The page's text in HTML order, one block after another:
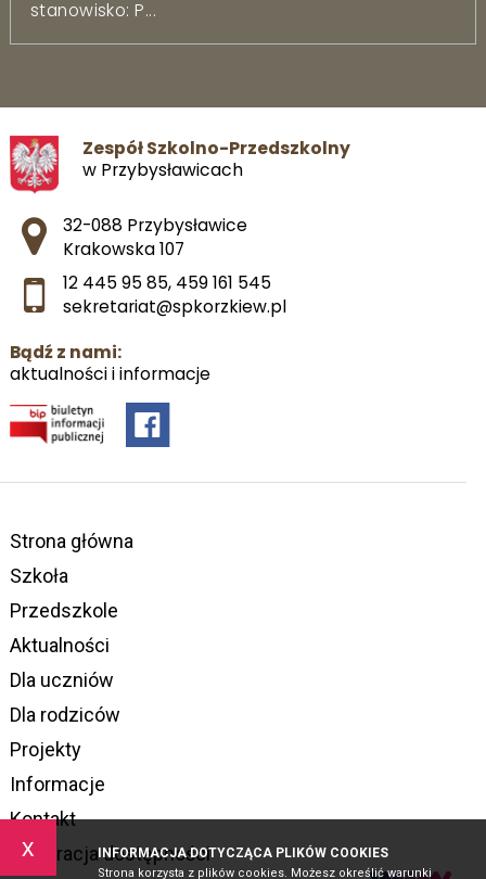
x INFORMACJA DOTYCZĄCA PLIKÓW COOKIES
Strona korzysta z plików cookies. Możesz określić warunki
stanowisko: P...
Zespół Szkolno-Przedszkolny
w Przybysławicach
Adres pocztowy:
32-088 Przybysławice
Krakowska 107
12 445 95 85, 459 161 545
sekretariat@spkorzkiew.pl
Bądź z nami:
aktualności i informacje
Strona główna
Szkoła
Przedszkole
Aktualności
Dla uczniów
Dla rodziców
Projekty
Informacje
Kontakt
Deklaracja dostępności